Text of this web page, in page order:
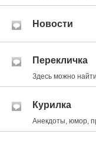
Новости
Перекличка
Здесь можно
Курилка
Анекдоты, юмор,